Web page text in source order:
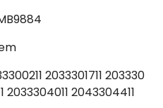
2033301711 203330
2033304011 2043304411